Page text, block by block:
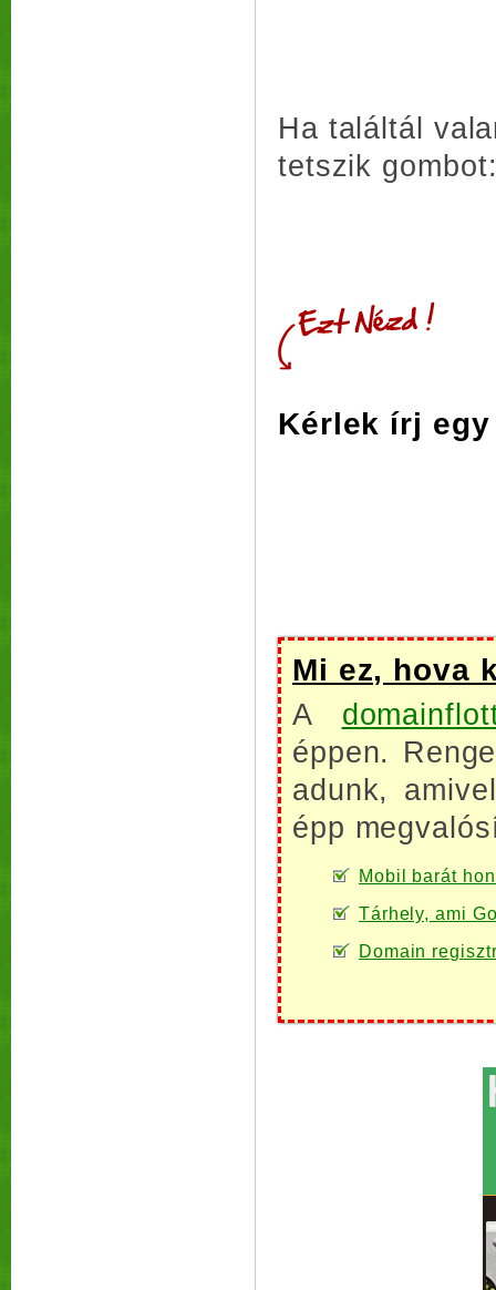
Ha találtál
tetszik
Kérlek írj
Mi ez, hova
A
éppen.
adunk,
épp
Mobil barát
Tárhely, ami
Domain